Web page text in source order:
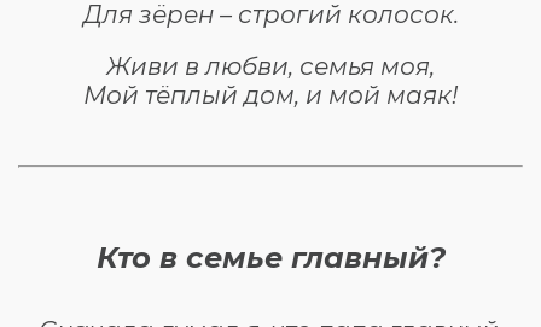
Для зёрен – строгий колосок.
Живи в любви, семья моя,
Мой тёплый дом, и мой маяк!
Кто в семье главный?